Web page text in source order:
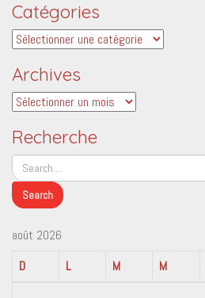
Catégories
Catégories
Archives
Archives
Recherche
août 2026
D
L M M